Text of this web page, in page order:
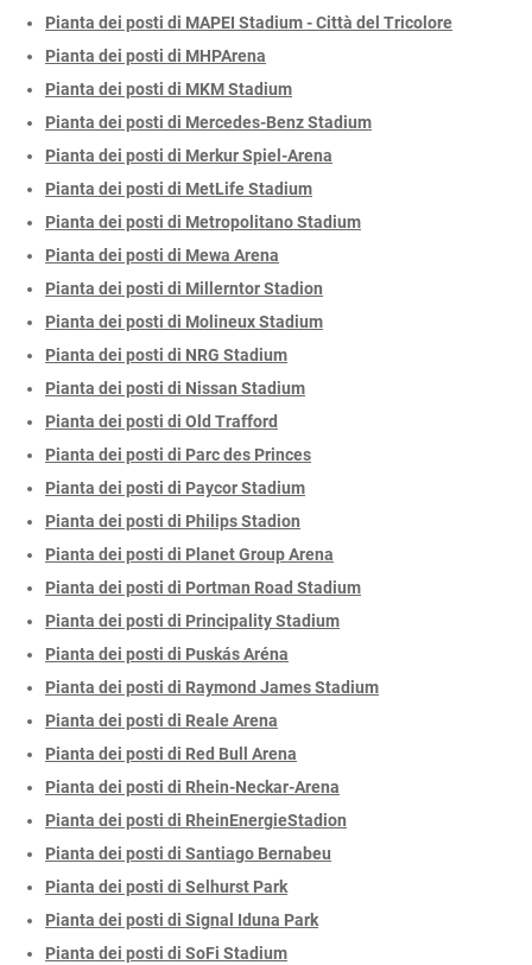
Pianta dei posti di MAPEI Stadium - Città del Tricolore
Pianta dei posti di MHPArena
Pianta dei posti di MKM Stadium
Pianta dei posti di Mercedes-Benz Stadium
Pianta dei posti di Merkur Spiel-Arena
Pianta dei posti di MetLife Stadium
Pianta dei posti di Metropolitano Stadium
Pianta dei posti di Mewa Arena
Pianta dei posti di Millerntor Stadion
Pianta dei posti di Molineux Stadium
Pianta dei posti di NRG Stadium
Pianta dei posti di Nissan Stadium
Pianta dei posti di Old Trafford
Pianta dei posti di Parc des Princes
Pianta dei posti di Paycor Stadium
Pianta dei posti di Philips Stadion
Pianta dei posti di Planet Group Arena
Pianta dei posti di Portman Road Stadium
Pianta dei posti di Principality Stadium
Pianta dei posti di Puskás Aréna
Pianta dei posti di Raymond James Stadium
Pianta dei posti di Reale Arena
Pianta dei posti di Red Bull Arena
Pianta dei posti di Rhein-Neckar-Arena
Pianta dei posti di RheinEnergieStadion
Pianta dei posti di Santiago Bernabeu
Pianta dei posti di Selhurst Park
Pianta dei posti di Signal Iduna Park
Pianta dei posti di SoFi Stadium